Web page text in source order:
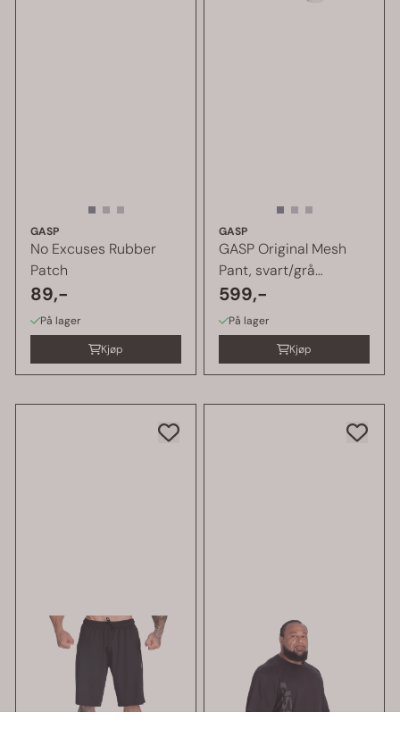
GASP
No Excuses Rubber
Patch
89,-
På lager
Kjøp
GASP
GASP Original Mesh
Pant, svart/grå
treningsbukse
599,-
På lager
Kjøp